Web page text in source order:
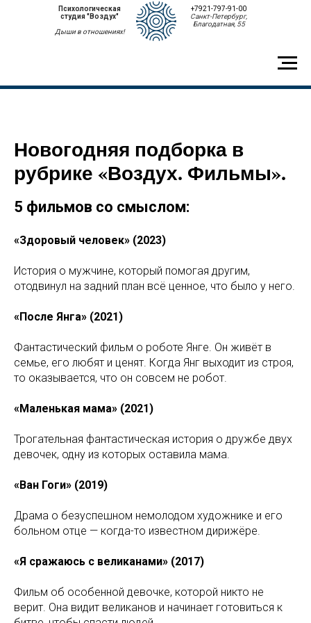
Психологическая
студия "Воздух"
Дыши в отношениях!
+7921-797-91-00
Санкт-Петербург,
Благодатная, 55
Новогодняя подборка в
рубрике «Воздух. Фильмы».
5 фильмов со смыслом:
«Здоровый человек» (2023)
История о мужчине, который помогая другим,
отодвинул на задний план всё ценное, что было у него.
«После Янга» (2021)
Фантастический фильм о роботе Янге. Он живёт в
семье, его любят и ценят. Когда Янг выходит из строя,
то оказывается, что он совсем не робот.
«Маленькая мама» (2021)
Трогательная фантастическая история о дружбе двух
девочек, одну из которых оставила мама.
«Ван Гоги» (2019)
Драма о безуспешном немолодом художнике и его
больном отце — когда-то известном дирижёре.
«Я сражаюсь с великанами» (2017)
Фильм об особенной девочке, которой никто не
верит. Она видит великанов и начинает готовиться к